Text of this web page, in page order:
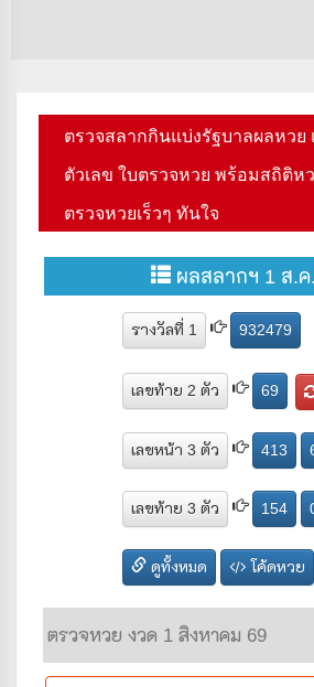
ตรวจสลากกินแบ่งรัฐบาลผลหวย
ตัวเลข ใบตรวจหวย พร้อมสถิติห
ตรวจหวยเร็วๆ ทันใจ